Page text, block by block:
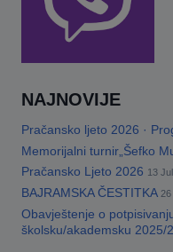
NAJNOVIJE
Pračansko ljeto 2026 ·
Memorijalni turnir„Šefko
Pračansko Ljeto 2026 13
BAJRAMSKA ČESTITKA
Obavještenje o
školsku/akademsku 2025/